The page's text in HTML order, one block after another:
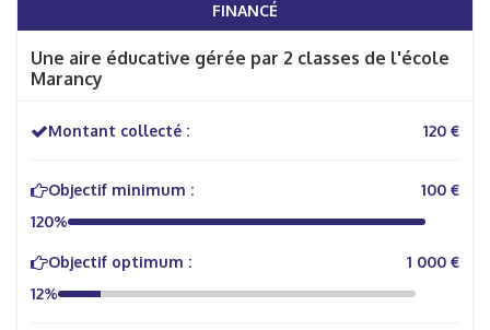
FINANCÉ
Une aire éducative gérée par 2 classes de l'école
Marancy
Montant collecté : 120 €
Objectif minimum :
100 €
120%
Objectif optimum :
1 000 €
12%